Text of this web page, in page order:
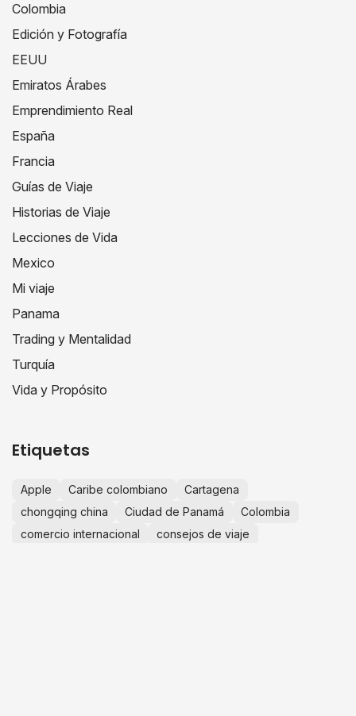
Colombia
Edición y Fotografía
EEUU
Emiratos Árabes
Emprendimiento Real
España
Francia
Guías de Viaje
Historias de Viaje
Lecciones de Vida
Mexico
Mi viaje
Panama
Trading y Mentalidad
Turquía
Vida y Propósito
Etiquetas
Apple Caribe colombiano
Cartagena
chongqing china
Ciudad de Panamá
Colombia
comercio internacional
consejos de viaje